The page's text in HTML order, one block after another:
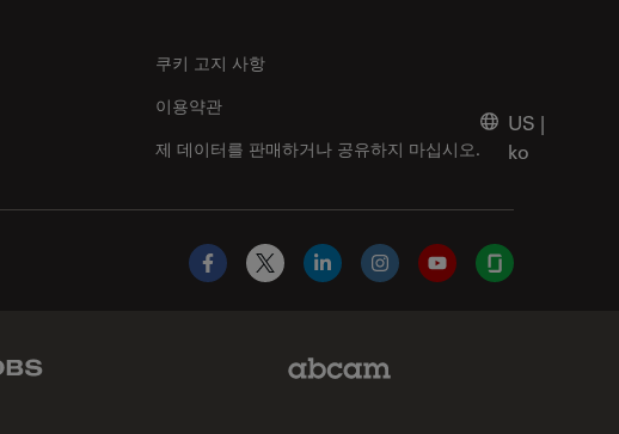
쿠키 고지 사항
제 데이터를 판매하거나 공유하지 마십시오.
이용약관
US |
ko
Facebook
X LinkedInInstagramYouTubeGlassdoor
IDBS Link